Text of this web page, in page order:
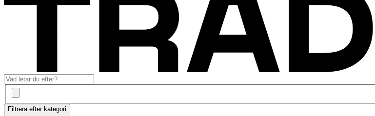
Filtrera efter kategori